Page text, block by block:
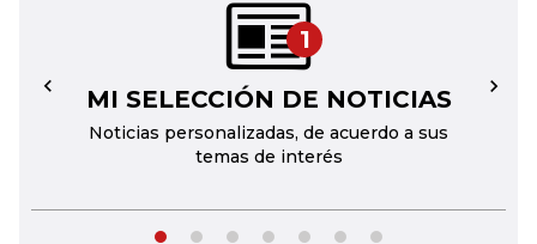
1
MI SELECCIÓN DE NOTICIAS
Noticias personalizadas, de acuerdo a sus
temas de interés
← →